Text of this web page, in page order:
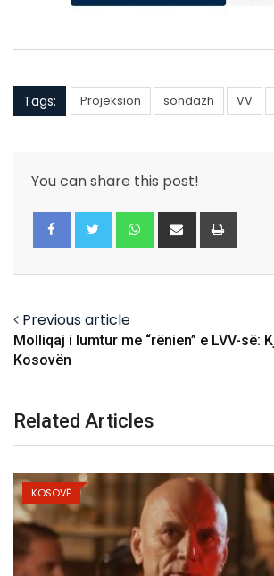
Tags: Projeksion sondazh VV
You can share this post!
Whatsapp
Share
via
Previous article
Molliqaj i lumtur me “rënien” e LVV-së:
Kosovën
Related Articles
KOSOVË